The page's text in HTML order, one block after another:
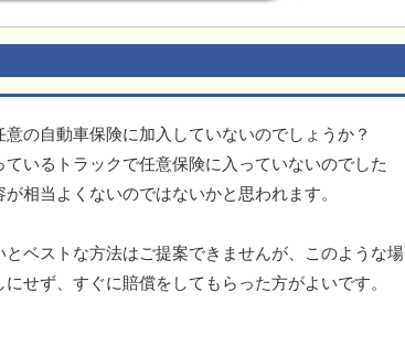
意の自動車保険に加入していないのでしょうか？
ているトラックで任意保険に入っていないのでした
が相当よくないのではないかと思われます。
とベストな方法はご提案できませんが、このような場
せず、すぐに賠償をしてもらった方がよいです。